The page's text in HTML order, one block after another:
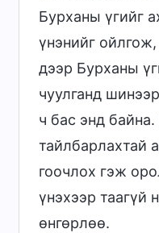
Бурханы үгийг
үнэнийг
дээр Бурханы
чуулганд
ч бас энд
тайлбарлахтай
гоочлох гэж
үнэхээр таагүй
өнгөрлөө.